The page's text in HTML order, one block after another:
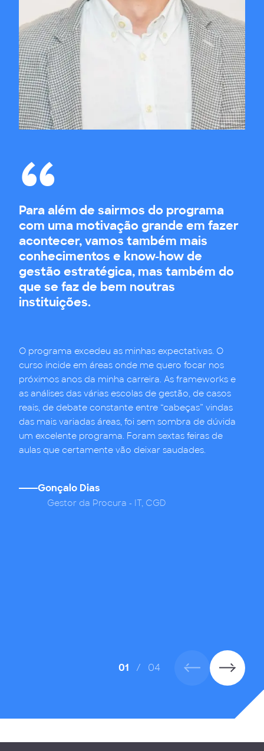
Para além de sairmos do programa
com uma motivação grande em fazer
acontecer, vamos também mais
conhecimentos e know-how de
gestão estratégica, mas também do
que se faz de bem noutras
instituições.
O programa excedeu as minhas expectativas. O
curso incide em áreas onde me quero focar nos
próximos anos da minha carreira. As frameworks e
as análises das várias escolas de gestão, de casos
reais, de debate constante entre “cabeças” vindas
das mais variadas áreas, foi sem sombra de dúvida
um excelente programa. Foram sextas feiras de
aulas que certamente vão deixar saudades.
Gonçalo Dias
Gestor da Procura - IT, CGD
Tendo este programa um formato “express”
em termos de carga horário, teve claramente
um formato “large” em termos de riqueza de
Participar neste programa foi uma
experiência enriquecedora por várias razões,
nomeadamente, a excelência da Joana
e partilha.
01 / 04